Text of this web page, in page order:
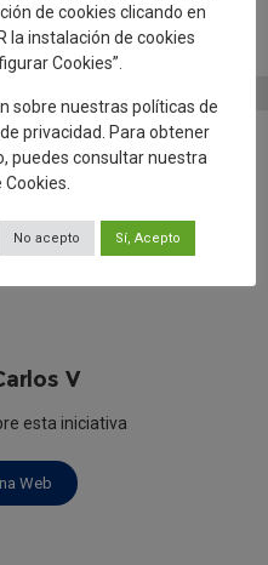
entre 1517 y 1557. En el
varias veces entre 1525 y
V
esta iniciativa
Web
de cookies clicando en
la instalación de cookies
Cookies”.
sobre nuestras políticas de
privacidad
. Para obtener
puedes consultar nuestra
Cookies
No acepto Sí, Acepto